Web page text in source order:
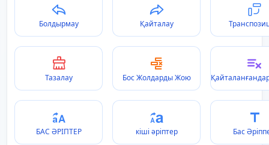
Болдырмау Қайталау
Тазалау Бос Жолдарды Жою
БАС ӘРІПТЕР кіші әріптер Бас